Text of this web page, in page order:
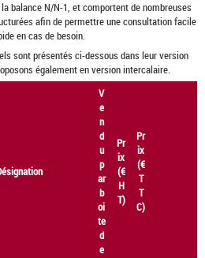
balance N/N-1, et comportent de nombreuses
afin de permettre une consultation facile
en cas de besoin.
sont présentés ci-dessous dans leur version
également en version intercalaire.
V
e
n
d
u
p
ar
b
oi
te
d
e
Pr
ix
(€
H
T)
Pr
ix
(€
T
T
C)